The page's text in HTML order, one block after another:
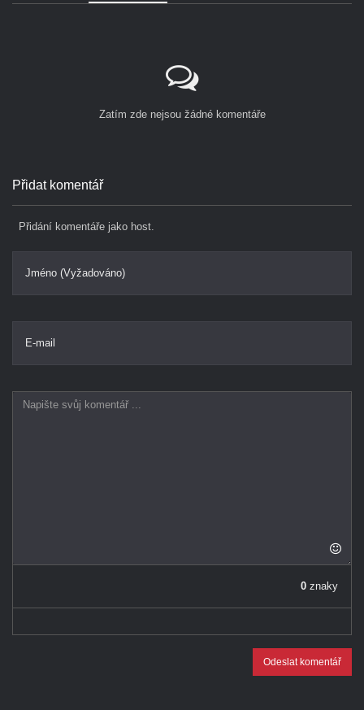
Zatím zde nejsou žádné komentáře
Přidat komentář
Přidání komentáře jako host.
Jméno (Vyžadováno)
E-mail
0 znaky
Odeslat komentář